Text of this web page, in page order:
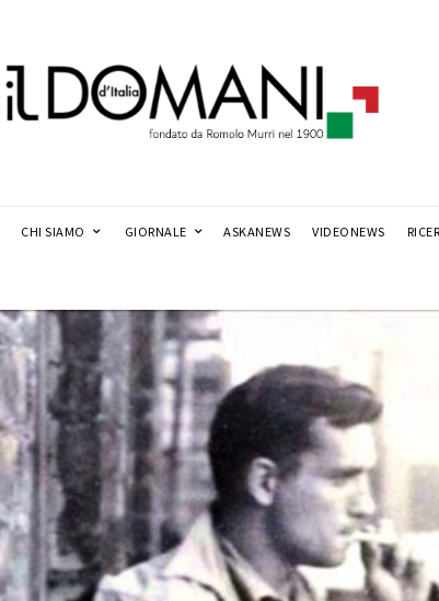
CHI SIAMO GIORNALE ASKANEWS VIDEONEWS